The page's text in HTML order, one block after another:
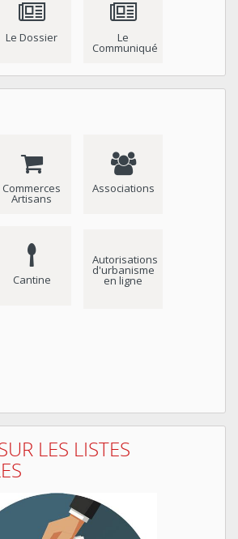
Le Dossier Le
Communiqué
Commerces
Artisans
Associations
Cantine
Autorisations
d'urbanisme
en ligne
LES LISTES